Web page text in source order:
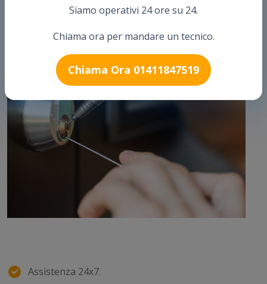
Siamo operativi 24 ore su 24.
Chiama ora per mandare un tecnico.
Chiama Ora 01411847519
Arthur Pronto Intervento è una delle ditte più importanti sul
territorio Italiano.
Assistenza 24x7.